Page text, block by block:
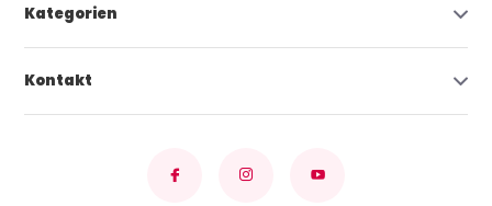
Kategorien
Kontakt